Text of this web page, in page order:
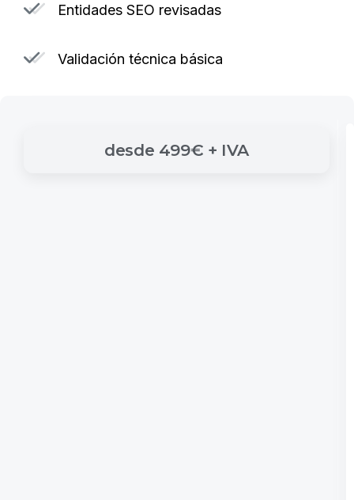
Entidades SEO revisadas
Validación técnica básica
desde 499€ + IVA